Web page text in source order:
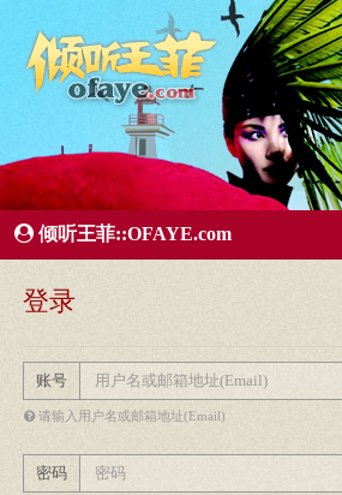
有歌曲专辑
王菲新闻王菲的精美图片王菲精彩视频王菲论坛
倾听王菲::OFAYE.com
登录
账号
请输入用户名或邮箱地址(Email)
密码